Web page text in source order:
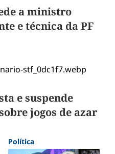
a ministro
e técnica da PF
e suspende
jogos de azar
Política